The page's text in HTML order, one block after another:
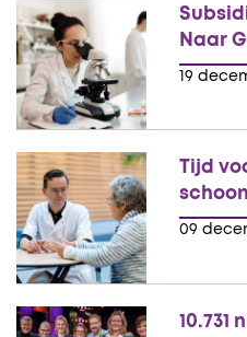
19
Naar
09
Tijd
10.731